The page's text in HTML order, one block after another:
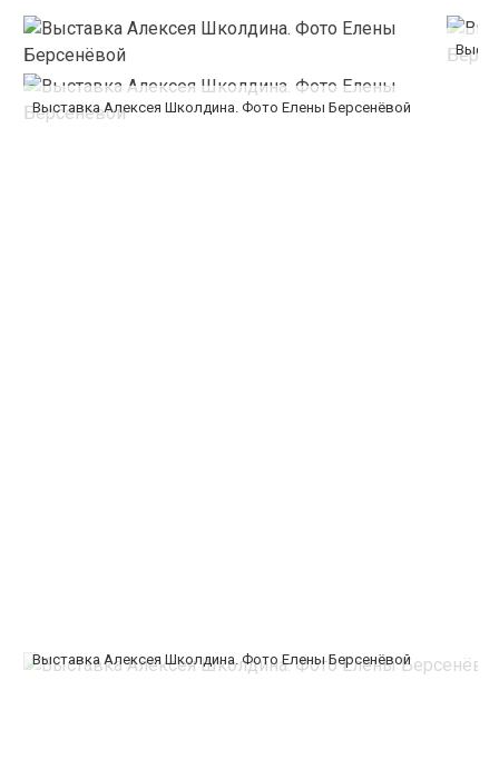
Выставка Алексея Школдина. Фото Елены Берсенёвой
Выставка Алексея Школдина. Фото Елены Берсенёвой